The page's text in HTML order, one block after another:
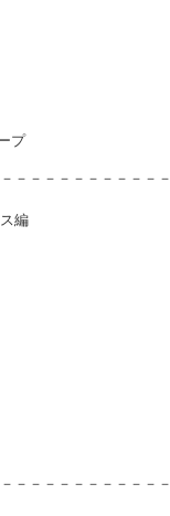
プ
－－－－－－－－－－－
編
－－－－－－－－－－－